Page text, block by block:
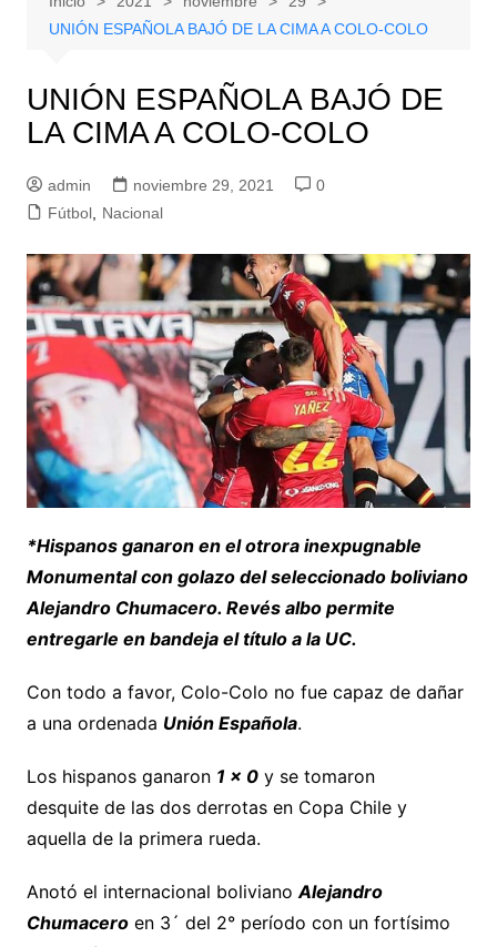
UNIÓN ESPAÑOLA BAJÓ DE LA CIMA A COLO-COLO
UNIÓN ESPAÑOLA BAJÓ DE
LA CIMA A COLO-COLO
admin noviembre 29, 2021
0
Fútbol, Nacional
*Hispanos ganaron en el otrora inexpugnable
Monumental con golazo del seleccionado boliviano
Alejandro Chumacero. Revés albo permite
entregarle en bandeja el título a la UC.
Con todo a favor, Colo-Colo no fue capaz de dañar
a una ordenada Unión Española.
Los hispanos ganaron 1 x 0y se tomaron
desquite de las dos derrotas en Copa Chile y
aquella de la primera rueda.
Anotó el internacional boliviano Alejandro
Chumaceroen 3´ del 2° período con un fortísimo